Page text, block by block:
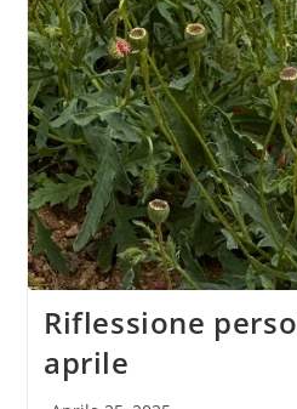
Riflessione
aprile